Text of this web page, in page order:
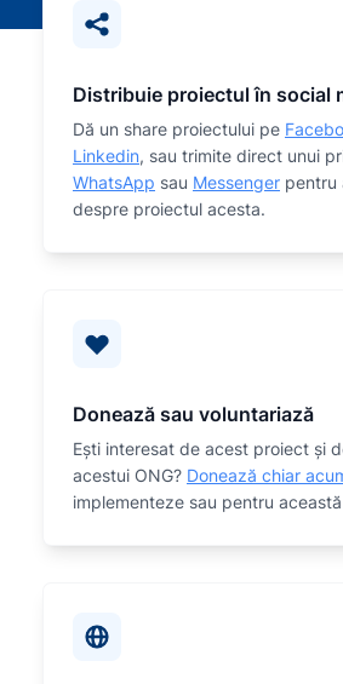
Distribuie proiectul în social
Dă un share proiectului pe
Linkedin, sau trimite direct unui
WhatsApp sau Messenger pentru
despre proiectul acesta.
Donează sau voluntariază
Eşti interesat de acest proiect și
acestui ONG? Donează chiar
implementeze sau pentru